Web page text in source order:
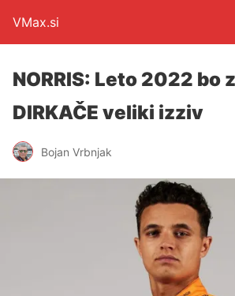
VMax.si
NORRIS: Leto 2022 bo
DIRKAČE veliki izziv
Bojan Vrbnjak